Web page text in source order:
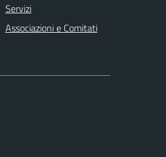
Servizi
Associazioni e Comitati